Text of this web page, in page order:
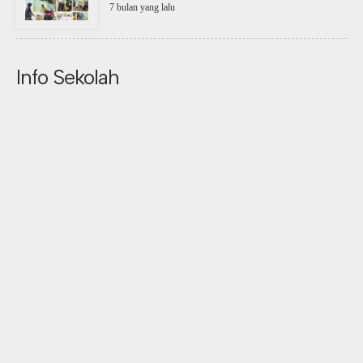
7 bulan yang lalu
Info Sekolah